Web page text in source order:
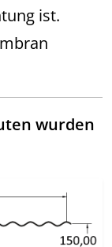
ist.
wurden